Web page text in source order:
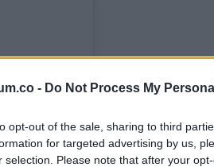
- Do Not Process My
opt-out of the sale, sharing to third
for targeted advertising by us,
selection. Please note that after your